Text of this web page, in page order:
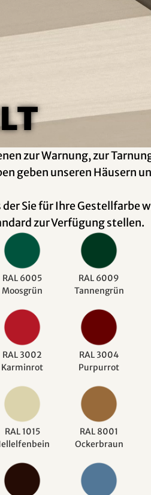
zur Warnung, zur
geben unseren Häusern
Sie für Ihre Gestellfarbe
zur Verfügung stellen.
RAL 6005
Moosgrün
RAL 6009
Tannengrün
RAL 3002
Karminrot
RAL 3004
Purpurrot
RAL 1015
RAL 8001
Ockerbraun